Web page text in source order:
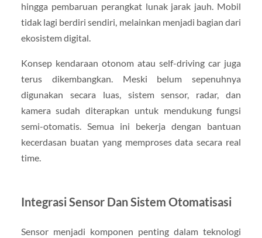
hingga pembaruan perangkat lunak jarak jauh. Mobil
tidak lagi berdiri sendiri, melainkan menjadi bagian dari
ekosistem digital.
Konsep kendaraan otonom atau self-driving car juga
terus dikembangkan. Meski belum sepenuhnya
digunakan secara luas, sistem sensor, radar, dan
kamera sudah diterapkan untuk mendukung fungsi
semi-otomatis. Semua ini bekerja dengan bantuan
kecerdasan buatan yang memproses data secara real
time.
Integrasi Sensor Dan Sistem Otomatisasi
Sensor menjadi komponen penting dalam teknologi